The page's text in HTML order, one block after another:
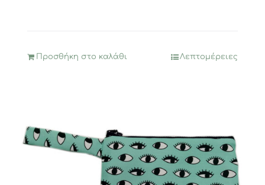
Προσθήκη στο καλάθι Λεπτομέρειες